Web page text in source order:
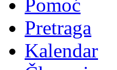
Pomoć
Pretraga
Kalendar